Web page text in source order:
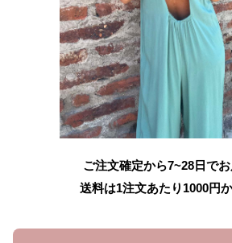
ご注文確定から7~28日で
送料は1注文あたり 1000円